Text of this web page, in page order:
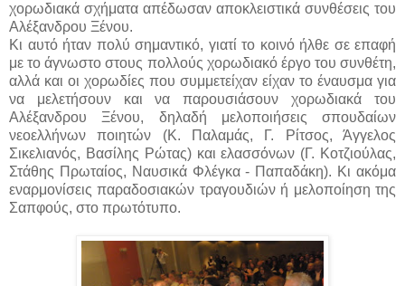
χορωδιακά σχήματα απέδωσαν αποκλειστικά συνθέσεις του
Αλέξανδρου Ξένου.
Κι αυτό ήταν πολύ σημαντικό, γιατί το κοινό ήλθε σε επαφή
με το άγνωστο στους πολλούς χορωδιακό έργο του συνθέτη,
αλλά και οι χορωδίες που συμμετείχαν είχαν το έναυσμα για
να μελετήσουν και να παρουσιάσουν χορωδιακά του
Αλέξανδρου Ξένου, δηλαδή μελοποιήσεις σπουδαίων
νεοελλήνων ποιητών (Κ. Παλαμάς, Γ. Ρίτσος, Άγγελος
Σικελιανός, Βασίλης Ρώτας) και ελασσόνων (Γ. Κοτζιούλας,
Στάθης Πρωταίος, Ναυσικά Φλέγκα - Παπαδάκη). Κι ακόμα
εναρμονίσεις παραδοσιακών τραγουδιών ή μελοποίηση της
Σαπφούς, στο πρωτότυπο.